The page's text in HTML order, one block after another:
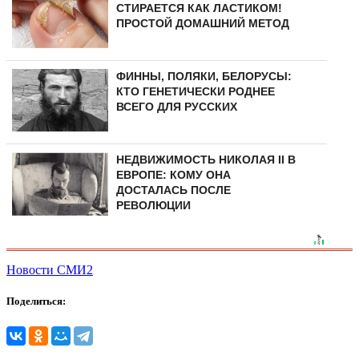
СТИРАЕТСЯ КАК ЛАСТИКОМ!
ПРОСТОЙ ДОМАШНИЙ МЕТОД
ФИННЫ, ПОЛЯКИ, БЕЛОРУСЫ:
КТО ГЕНЕТИЧЕСКИ РОДНЕЕ
ВСЕГО ДЛЯ РУССКИХ
НЕДВИЖИМОСТЬ НИКОЛАЯ II В
ЕВРОПЕ: КОМУ ОНА
ДОСТАЛАСЬ ПОСЛЕ
РЕВОЛЮЦИИ
Новости СМИ2
Поделиться: